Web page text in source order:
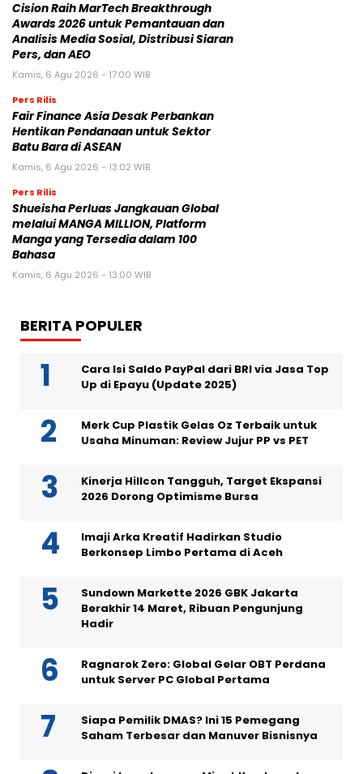
Cision Raih MarTech Breakthrough
Awards 2026 untuk Pemantauan dan
Analisis Media Sosial, Distribusi Siaran
Pers, dan AEO
Kamis, 6 Agu 2026 - 17:00 WIB
Pers Rilis
Fair Finance Asia Desak Perbankan
Hentikan Pendanaan untuk Sektor
Batu Bara di ASEAN
Kamis, 6 Agu 2026 - 13:02 WIB
Pers Rilis
Shueisha Perluas Jangkauan Global
melalui MANGA MILLION, Platform
Manga yang Tersedia dalam 100
Bahasa
Kamis, 6 Agu 2026 - 13:00 WIB
BERITA POPULER
Cara Isi Saldo PayPal dari BRI via Jasa Top
Up di Epayu (Update 2025)
Merk Cup Plastik Gelas Oz Terbaik untuk
Usaha Minuman: Review Jujur PP vs PET
Kinerja Hillcon Tangguh, Target Ekspansi
2026 Dorong Optimisme Bursa
Imaji Arka Kreatif Hadirkan Studio
Berkonsep Limbo Pertama di Aceh
Sundown Markette 2026 GBK Jakarta
Berakhir 14 Maret, Ribuan Pengunjung
Hadir
Ragnarok Zero: Global Gelar OBT Perdana
untuk Server PC Global Pertama
Siapa Pemilik DMAS? Ini 15 Pemegang
Saham Terbesar dan Manuver Bisnisnya